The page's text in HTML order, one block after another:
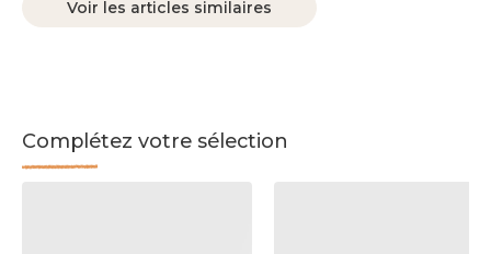
Voir les articles similaires
Complétez votre sélection